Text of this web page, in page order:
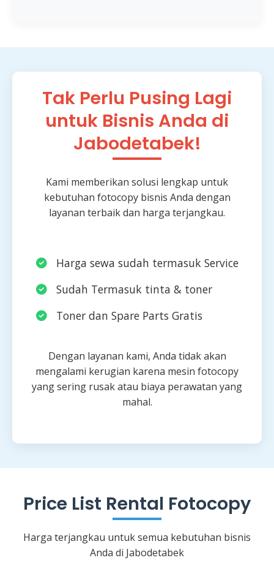
Tak Perlu Pusing Lagi
untuk Bisnis Anda di
Jabodetabek!
Kami memberikan solusi lengkap untuk
kebutuhan fotocopy bisnis Anda dengan
layanan terbaik dan harga terjangkau.
Harga sewa sudah termasuk Service
Sudah Termasuk tinta & toner
Toner dan Spare Parts Gratis
Dengan layanan kami, Anda tidak akan
mengalami kerugian karena mesin fotocopy
yang sering rusak atau biaya perawatan yang
mahal.
Price List Rental Fotocopy
Harga terjangkau untuk semua kebutuhan bisnis
Anda di Jabodetabek